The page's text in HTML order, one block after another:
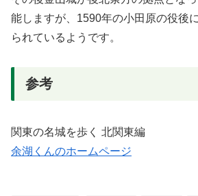
能しますが、1590年の小田原の役後
られているようです。
参考
関東の名城を歩く 北関東編
余湖くんのホームページ